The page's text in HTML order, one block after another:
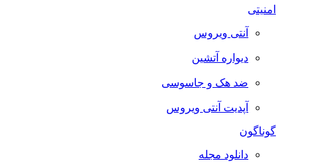
آنتی ویروس
دیواره آتشین
ضد هک و جاسوسی
آپدیت آنتی ویروس
دانلود مجله